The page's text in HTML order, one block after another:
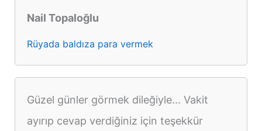
Nail Topaloğlu
Rüyada baldıza para vermek
Güzel günler görmek dileğiyle... Vakit
ayırıp cevap verdiğiniz için teşekkür